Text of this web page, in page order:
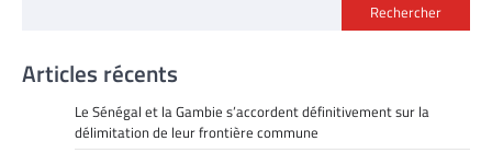
Rechercher
Articles récents
Le Sénégal et la Gambie s’accordent définitivement sur la
délimitation de leur frontière commune